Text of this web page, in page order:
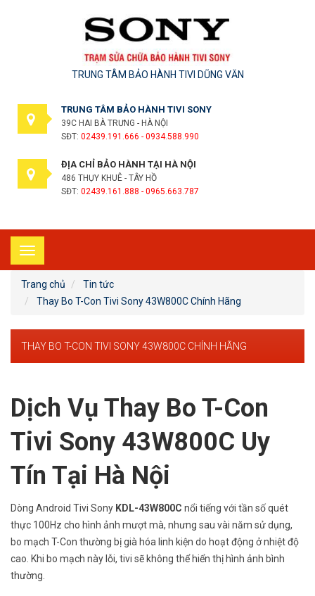
TRUNG TÂM BẢO HÀNH TIVI DŨNG VĂN
TRUNG TÂM BẢO HÀNH TIVI SONY
39C HAI BÀ TRƯNG - HÀ NỘI
SĐT: 02439.191.666 - 0934.588.990
ĐỊA CHỈ BẢO HÀNH TẠI HÀ NỘI
486 THỤY KHUÊ - TÂY HỒ
SĐT: 02439.161.888 - 0965.663.787
Toggle
navigation
Trang chủ
Tin tức
Thay Bo T-Con Tivi Sony 43W800C Chính Hãng
THAY BO T-CON TIVI SONY 43W800C CHÍNH HÃNG
Dịch Vụ Thay Bo T-Con
Tivi Sony 43W800C Uy
Tín Tại Hà Nội
Dòng Android Tivi Sony KDL-43W800C nổi tiếng với tần số quét
thực 100Hz cho hình ảnh mượt mà, nhưng sau vài năm sử dụng,
bo mạch T-Con thường bị già hóa linh kiện do hoạt động ở nhiệt độ
cao. Khi bo mạch này lỗi, tivi sẽ không thể hiển thị hình ảnh bình
thường.